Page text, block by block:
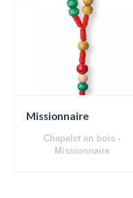
Missionnaire
Chapelet en bois -
Missionnaire